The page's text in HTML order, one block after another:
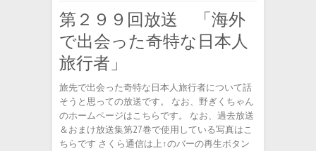
第２９９回放送 「海外
で出会った奇特な日本人
旅行者」
旅先で出会った奇特な日本人旅行者について話
そうと思っての放送です。 なお、野ぎくちゃん
のホームページはこちらです。 なお、過去放送
＆おまけ放送集第27巻で使用している写真はこ
ちらです さくら通信は上↑のバーの再生ボタン